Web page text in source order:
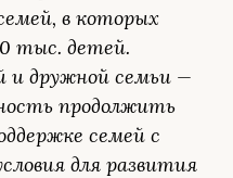
в которых
тыс. детей.
и дружной семьи —
продолжить
семей с
для развития